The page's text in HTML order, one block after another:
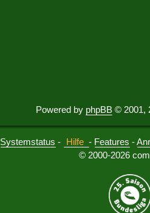
Powered by phpBB © 2001,
Systemstatus - Hilfe - Features -
© 2000-2026